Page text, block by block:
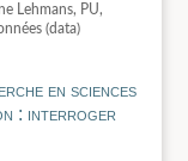
Lehmans, PU,
(data)
en sciences
: interroger